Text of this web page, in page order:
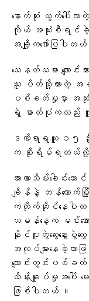
နောက်ဆုံး ထွက်ပေါ်
ကိုယ် အဆုံးစီရင်
အချို့က​ဖော်ပြပါတ
သေနတ်သမား ကျော
သူ ပိတ်ဆို့ထားတဲ့ အ
ပစ်ခတ်မှုမှာ အ
ရဲ့ ဓာတ်ပုံကလည်း
ဒဏ်ရာရသူ ၁၅ ဦ
က စိုးရိမ်ရတယ်
အာဏာသိမ်း​ခေါင်း​
ချိန်နဲ့ ဘန်​ကောက်မ
ကတိုက်ဆိုင်​နေပါတ
ယမန်​နေ့က မင်း​အေ
နိုင်ပူးတွဲ​ဆွေး​နွေးပွဲ​
အလုပ်များ​နေခဲ့တာ
ကျောင်းတွင်းပ
ထိန်းချုပ်မှုအ​ပေါ် ​မေ
ဖြစ်ပါတယ် ။